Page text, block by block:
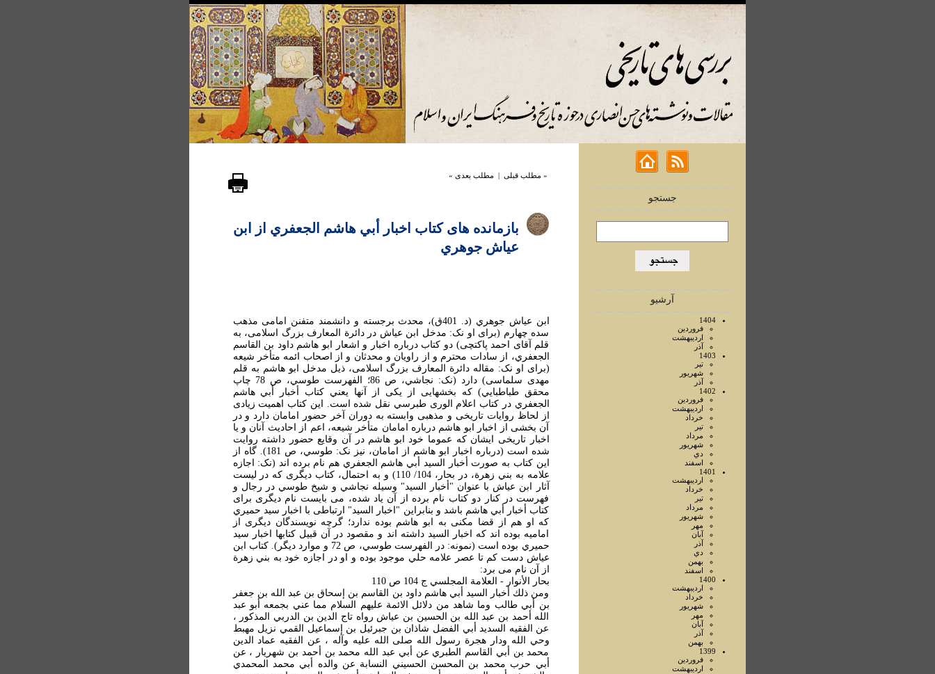
جستجو
آرشیو
1404
فروردين
ارديبهشت
آذر
1403
تير
شهريور
آذر
1402
فروردين
ارديبهشت
خرداد
تير
مرداد
شهريور
دي
اسفند
1401
ارديبهشت
خرداد
تير
مرداد
شهريور
مهر
آبان
آذر
دي
بهمن
اسفند
1400
ارديبهشت
خرداد
شهريور
مهر
آبان
آذر
بهمن
1399
فروردين
ارديبهشت
« مطلب قبلی | مطلب بعدی »
بازمانده های کتاب اخبار أبي هاشم الجعفري از ابن
عياش جوهري
ابن عياش جوهري (د. 401ق)، محدث برجسته و دانشمند متفنن امامی مذهب
سده چهارم (برای او نک: مدخل ابن عياش در دائرة المعارف بزرگ اسلامی، به
قلم آقای احمد پاکتچی) دو کتاب درباره اخبار و اشعار ابو هاشم داود بن القاسم
الجعفري، از سادات محترم و از راويان و محدثان و از اصحاب ائمه متأخر شيعه
(برای او نک: مقاله دائرة المعارف بزرگ اسلامی، ذيل مدخل ابو هاشم به قلم
مهدی سلماسی) دارد (نک: نجاشي، ص 86؛ الفهرست طوسي، ص 78 چاپ
محقق طباطبايي) که بخشهايی از يکی از آنها يعني کتاب أخبار أبي هاشم
الجعفري در کتاب اعلام الوری طبرسي نقل شده است. اين کتاب اهميت زيادی
از لحاظ روايات تاريخی و مذهبی وابسته به دوران آخر حضور امامان دارد و در
آن بخشی از اخبار ابو هاشم درباره امامان متأخر شيعه، اعم از احاديث آنان و يا
اخبار تاريخی ايشان که عموما خود ابو هاشم در آن وقايع حضور داشته روايت
شده است (درباره اخبار ابو هاشم از امامان، نيز نک: طوسي، ص 181). گاه از
اين کتاب به صورت أخبار السيد أبي هاشم الجعفري هم نام برده اند (نک: اجازه
علامه به بني زهرة، در بحار، 104/ 110) و به احتمال، کتاب ديگری که در ليست
آثار ابن عياش با عنوان "أخبار السيد" وسيله نجاشي و شيخ طوسي در رجال و
فهرست در کنار دو کتاب نام برده از آن ياد شده، می بايست نام ديگری برای
کتاب أخبار أبي هاشم باشد و بنابراين "اخبار السيد" ارتباطی با اخبار سيد حميري
که او هم از قضا مکنی به ابو هاشم بوده ندارد؛ گرچه نويسندگان ديگری از
اماميه بوده اند که اخبار السيد داشته اند و مقصود در آن قبيل کتابها اخبار سيد
حميري بوده است (نمونه: در الفهرست طوسي، ص 72 و موارد ديگر). کتاب ابن
عياش دست کم تا عصر علامه حلي موجود بوده و او در اجازه خود به بني زهرة
از آن نام می برد:
بحار الأنوار - العلامة المجلسي ج 104 ص 110
ومن ذلك أخبار السيد أبي هاشم داود بن القاسم بن إسحاق بن عبد الله بن جعفر
بن أبي طالب وما شاهد من دلائل الائمة عليهم السلام مما عني بجمعه أبو عبد
الله أحمد بن عبد الله بن الحسين بن عياش رواه تاج الدين بن الدربي المذكور ،
عن الفقيه السديد أبي الفضل شاذان بن جبرئيل بن إسماعيل القمي نزيل مهبط
وحي الله ودار هجرة رسول الله صلى الله عليه وآله ، عن الفقيه عماد الدين
محمد بن أبي القاسم الطبري عن أبي عبد الله محمد بن أحمد بن شهريار ، عن
أبي حرب محمد بن المحسن الحسيني النسابة عن والده أبي محمد المحمدي